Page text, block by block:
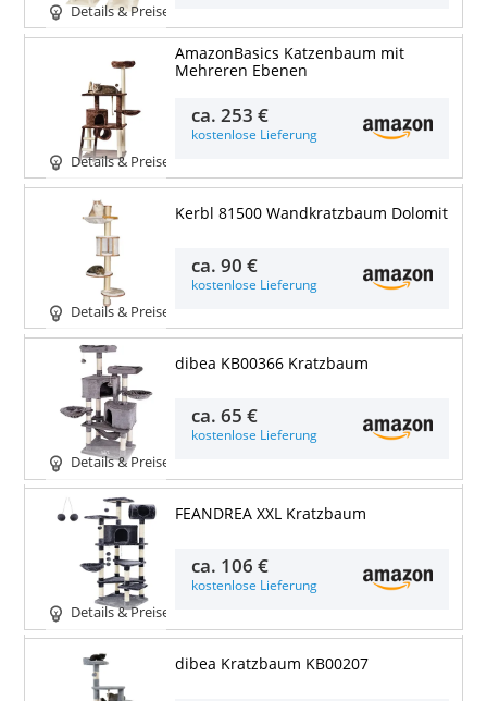
Details & Preise
Details & Preise
AmazonBasics Katzenbaum mit
Mehreren Ebenen
ca.253 €
kostenlose Lieferung
Details & Preise
Kerbl 81500 Wandkratzbaum Dolomit
ca.90 €
kostenlose Lieferung
Details & Preise
dibea KB00366 Kratzbaum
ca.65 €
kostenlose Lieferung
Details & Preise
FEANDREA XXL Kratzbaum
ca. 106 €
kostenlose Lieferung
dibea Kratzbaum KB00207